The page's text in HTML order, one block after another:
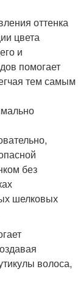
оттенка
цвета
и
помогает
тем самым
без
шелковых
волоса,